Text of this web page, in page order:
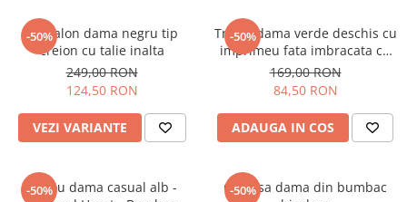
-50%
Pantalon dama negru tip
creion cu talie inalta
249,00 RON
124,50 RON
VEZI VARIANTE
-50%
Tricou dama verde deschis cu
imprimeu fata imbracata cu
alb si inghetata in mana
169,00 RON
84,50 RON
ADAUGA IN COS
-50%
Tricou dama casual alb -
-50%
Camasa dama din bumbac